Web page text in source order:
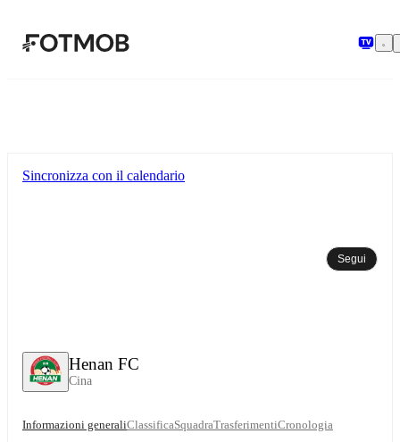
Henan FC
Cina
Sincronizza con il calendario
Segui
Informazioni generaliClassificaSquadraTrasferimentiCronologia